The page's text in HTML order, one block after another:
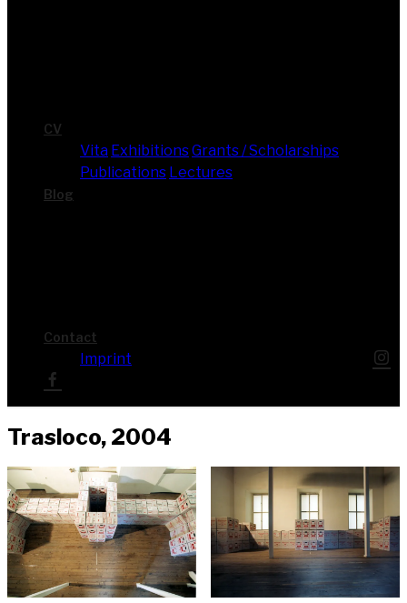
CV
Vita Exhi­bi­ti­onsGrants / Scholarships
Publi­ca­ti­ons Lec­tures
Blog
Cont­act
Imprint
Tras­lo­co, 2004